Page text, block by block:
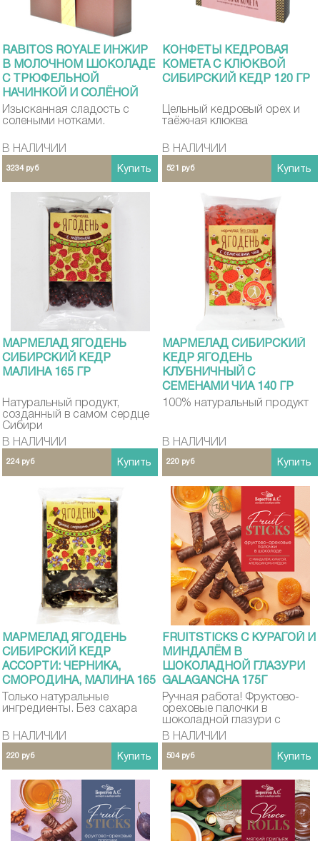
RABITOS ROYALE ИНЖИР
В МОЛОЧНОМ ШОКОЛАДЕ
C ТРЮФЕЛЬНОЙ
НАЧИНКОЙ И СОЛЁНОЙ
КАРАМЕЛЬ 142 Г 8 ШТ
Изысканная сладость с
солеными нотками.
В НАЛИЧИИ
3234 руб Купить
КОНФЕТЫ КЕДРОВАЯ
КОМЕТА С КЛЮКВОЙ
СИБИРСКИЙ КЕДР 120 ГР
Цельный кедровый орех и
таёжная клюква
В НАЛИЧИИ
521 руб Купить
МАРМЕЛАД ЯГОДЕНЬ
СИБИРСКИЙ КЕДР
МАЛИНА 165 ГР
Натуральный продукт,
созданный в самом сердце
Сибири
В НАЛИЧИИ
224 руб Купить
МАРМЕЛАД СИБИРСКИЙ
КЕДР ЯГОДЕНЬ
КЛУБНИЧНЫЙ С
СЕМЕНАМИ ЧИА 140 ГР
100% натуральный продукт
В НАЛИЧИИ
220 руб Купить
МАРМЕЛАД ЯГОДЕНЬ
СИБИРСКИЙ КЕДР
АССОРТИ: ЧЕРНИКА,
СМОРОДИНА, МАЛИНА 165
ГР
Только натуральные
ингредиенты. Без сахара
В НАЛИЧИИ
220 руб Купить
FRUITSTICKS С КУРАГОЙ И
МИНДАЛЁМ В
ШОКОЛАДНОЙ ГЛАЗУРИ
GALAGANCHA 175Г
Ручная работа! Фруктово-
ореховые палочки в
шоколадной глазури с
медом.
В НАЛИЧИИ
504 руб Купить